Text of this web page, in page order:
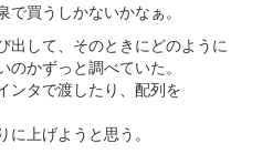
買うしかないかなぁ。
出して、そのときにどのように
かずっと調べていた。
ンタで渡したり、配列を
上げようと思う。